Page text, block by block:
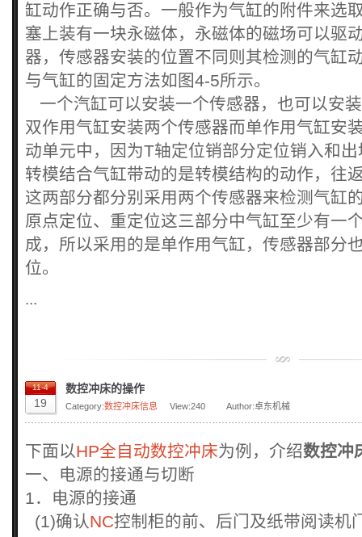
缸动作正确与否。一般作为气缸的附件来选
塞上装有一块永磁体，永磁体的磁场可以驱
器，传感器安装的位置不同则其检测的气缸
与气缸的固定方法如图4-5所示。
一个汽缸可以安装一个传感器，也可以安
双作用气缸安装两个传感器而单作用气缸安
动单元中，因为T轴定位销部分定位销入和
转模结合气缸带动的是转模结构的动作，往
这两部分都分别采用两个传感器来检测气缸
原点定位、重定位这三部分中气缸至少有一
成，所以采用的是单作用气缸，传感器部分
位。
...
11-4
19
数控冲床的操作
Category:数控冲床信息 View:240 Author:卓东机械
下面以HP全自动数控冲床为例，介绍数控冲
一、电源的接通与切断
1．电源的接通
(1)确认NC控制柜的前、后门及纸带阅读机